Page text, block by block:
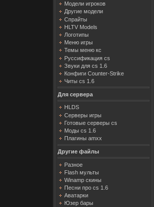
Модели игроков
Другие модели
Спрайты
HLTV Models
Логотипы
Меню игры
Темы меню кс
Руссификация cs
Звуки для cs 1.6
Конфиги Counter-Strike
Читы cs 1.6
Для сервера
HLDS
Серверы игры
Готовые серверы cs
Моды cs 1.6
Плагины amxx
Другие файлы
Разное
Flash мульты
Winamp скины
Песни про cs 1.6
Аватарки
Юзер бары